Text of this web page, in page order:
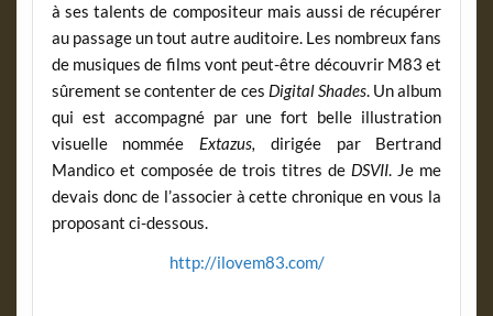
à ses talents de compositeur mais aussi de récupérer
au passage un tout autre auditoire. Les nombreux fans
de musiques de films vont peut-être découvrir M83 et
sûrement se contenter de ces Digital Shades. Un album
qui est accompagné par une fort belle illustration
visuelle nommée Extazus, dirigée par Bertrand
Mandico et composée de trois titres de DSVII. Je me
devais donc de l’associer à cette chronique en vous la
proposant ci-dessous.
http://ilovem83.com/